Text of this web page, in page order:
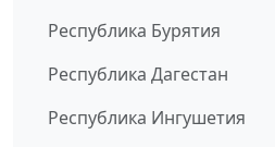
Республика Бурятия
Республика Дагестан
Республика Ингушетия